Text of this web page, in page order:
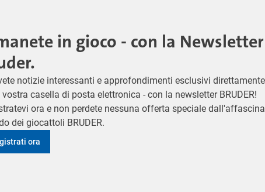
in gioco - con la Newsletter
notizie interessanti e approfondimenti esclusivi direttamente
vostra casella di posta elettronica - con la newsletter BRUDER!
ora e non perdete nessuna offerta speciale
dei giocattoli BRUDER.
ora